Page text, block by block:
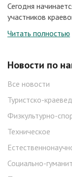
Сегодня
участников
Читать полностью
Новости по
Все новости
Туристско-
Физкультурно-
Техническое
Социально-